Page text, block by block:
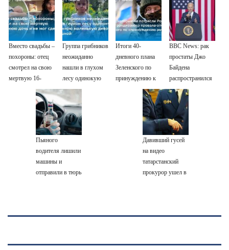
Вместо свадьбы –
похороны: отец
смотрел на свою
мертвую 16-
летнюю дочь и не
мог сдержать
Группа грибников
неожиданно
нашли в глухом
лесу одинокую
испуганную
маленькую
девочку с
игрушкой
Итоги 40-
дневного плана
Зеленского по
принуждению к
ответила Россия,
полный разбор
провала операции
военкора Коца
BBC News: рак
простаты Джо
Байдена
распространился
на его кости и
органы
Пьяного
водителя лишили
машины и
отправили в тюрь
Давивший гусей
на видео
татарстанский
прокурор ушел в